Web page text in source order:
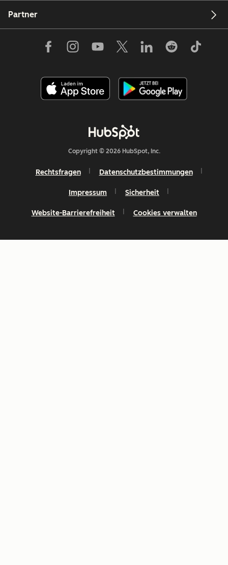
Partner
Copyright © 2026 HubSpot, Inc.
Rechtsfragen Datenschutzbestimmungen
Impressum Sicherheit
Website-Barrierefreiheit Cookies verwalten